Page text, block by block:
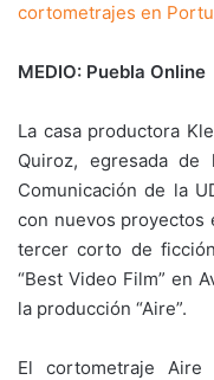
cortometrajes en
MEDIO: Puebla Online
La casa productora
Quiroz, egresada
Comunicación de la
con nuevos proyectos
tercer corto de
“Best Video Film” en
la producción “Aire”.
El cortometraje